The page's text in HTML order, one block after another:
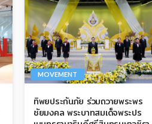
MOVEMENT
ทิพยประกันภัย ร่วมถวายพระพร
ชัยมงคล พระบาทสมเด็จพระปร